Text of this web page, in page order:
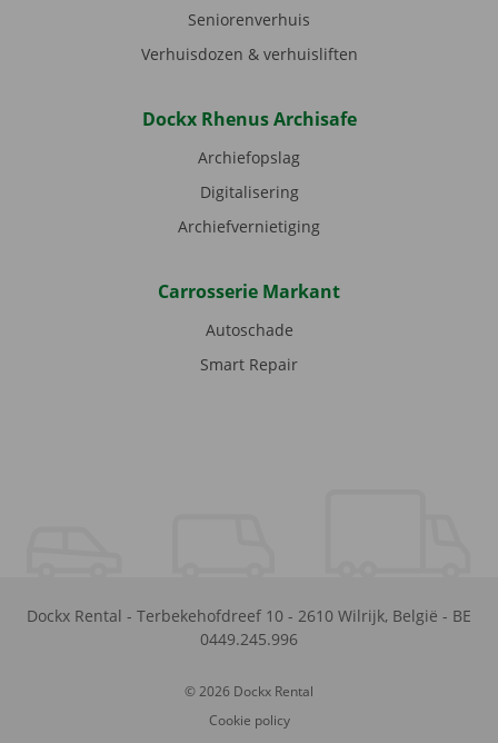
Seniorenverhuis
Verhuisdozen & verhuisliften
Dockx Rhenus Archisafe
Archiefopslag
Digitalisering
Archiefvernietiging
Carrosserie Markant
Autoschade
Smart Repair
Dockx Rental - Terbekehofdreef 10 - 2610 Wilrijk, België - BE
0449.245.996
© 2026 Dockx Rental
Cookie policy